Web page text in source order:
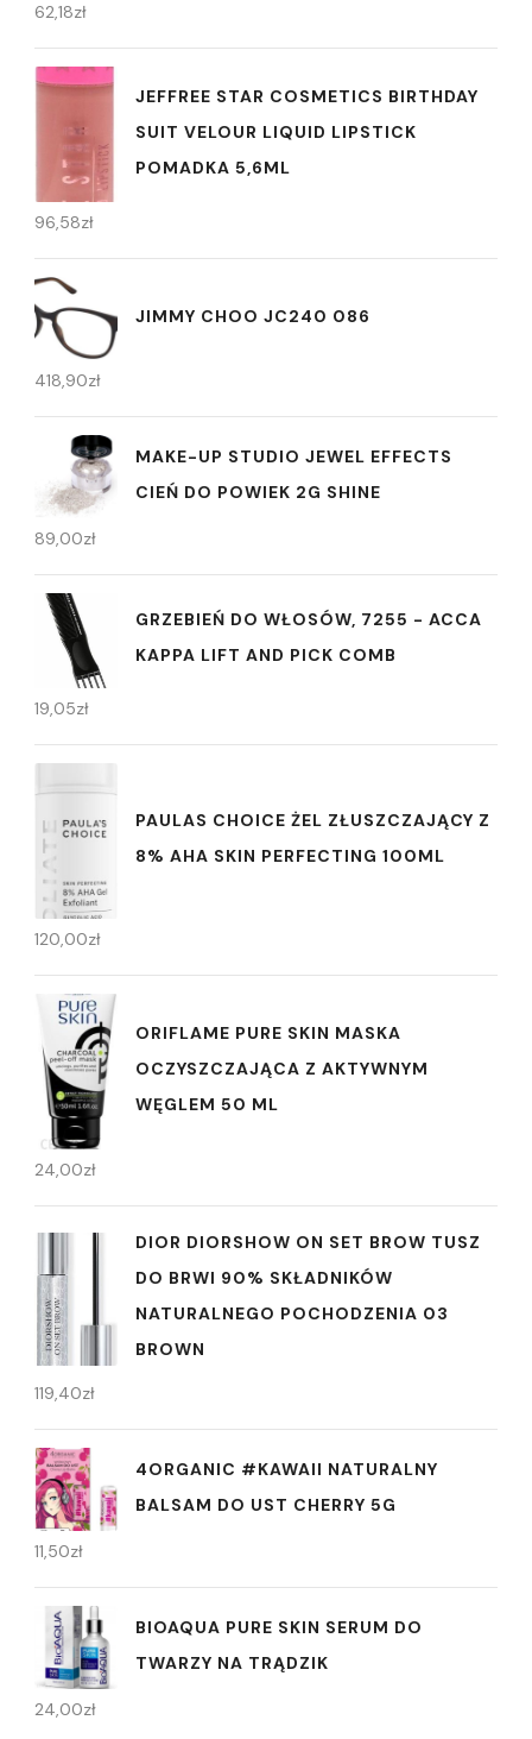
62,18zł
JEFFREE STAR COSMETICS BIRTHDAY
SUIT VELOUR LIQUID LIPSTICK
POMADKA 5,6ML
96,58zł
JIMMY CHOO JC240 086
418,90zł
MAKE-UP STUDIO JEWEL EFFECTS
CIEŃ DO POWIEK 2G SHINE
89,00zł
GRZEBIEŃ DO WŁOSÓW, 7255 - ACCA
KAPPA LIFT AND PICK COMB
19,05zł
PAULAS CHOICE ŻEL ZŁUSZCZAJĄCY Z
8% AHA SKIN PERFECTING 100ML
120,00zł
ORIFLAME PURE SKIN MASKA
OCZYSZCZAJĄCA Z AKTYWNYM
WĘGLEM 50 ML
24,00zł
DIOR DIORSHOW ON SET BROW TUSZ
DO BRWI 90% SKŁADNIKÓW
NATURALNEGO POCHODZENIA 03
BROWN
119,40zł
4ORGANIC #KAWAII NATURALNY
BALSAM DO UST CHERRY 5G
11,50zł
BIOAQUA PURE SKIN SERUM DO
TWARZY NA TRĄDZIK
24,00zł